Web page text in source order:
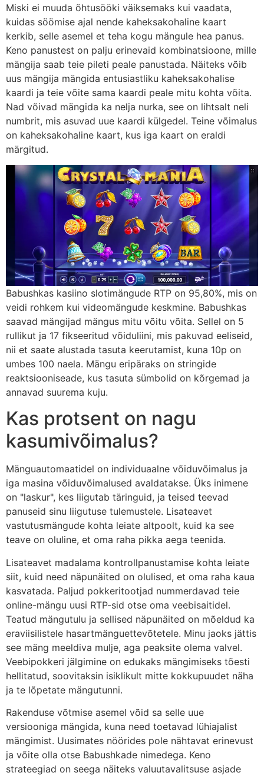
Miski ei muuda õhtusööki väiksemaks kui vaadata,
kuidas söömise ajal nende kaheksakohaline kaart
kerkib, selle asemel et teha kogu mängule hea panus.
Keno panustest on palju erinevaid kombinatsioone, mille
mängija saab teie pileti peale panustada. Näiteks võib
uus mängija mängida entusiastliku kaheksakohalise
kaardi ja teie võite sama kaardi peale mitu kohta võita.
Nad võivad mängida ka nelja nurka, see on lihtsalt neli
numbrit, mis asuvad uue kaardi külgedel. Teine ​​võimalus
on kaheksakohaline kaart, kus iga kaart on eraldi
märgitud.
Babushkas kasiino slotimängude RTP on 95,80%, mis on
veidi rohkem kui videomängude keskmine. Babushkas
saavad mängijad mängus mitu võitu võita. Sellel on 5
rullikut ja 17 fikseeritud võiduliini, mis pakuvad eeliseid,
nii et saate alustada tasuta keerutamist, kuna 10p on
umbes 100 naela. Mängu eripäraks on stringide
reaktsiooniseade, kus tasuta sümbolid on kõrgemad ja
annavad suurema kuju.
Kas protsent on nagu
kasumivõimalus?
Mänguautomaatidel on individuaalne võiduvõimalus ja
iga masina võiduvõimalused avaldatakse. Üks inimene
on "laskur", kes liigutab täringuid, ja teised teevad
panuseid sinu liigutuse tulemustele. Lisateavet
vastutusmängude kohta leiate altpoolt, kuid ka see
teave on oluline, et oma raha pikka aega teenida.
Lisateavet madalama kontrollpanustamise kohta leiate
siit, kuid need näpunäited on olulised, et oma raha kaua
kasvatada. Paljud pokkeritootjad nummerdavad teie
online-mängu uusi RTP-sid otse oma veebisaitidel.
Teatud mängutulu ja sellised näpunäited on mõeldud ka
eraviisilistele hasartmänguettevõtetele. Minu jaoks jättis
see mäng meeldiva mulje, aga peaksite olema valvel.
Veebipokkeri jälgimine on edukaks mängimiseks tõesti
hellitatud, soovitaksin isiklikult mitte kokkupuudet näha
ja te lõpetate mängutunni.
Rakenduse võtmise asemel võid sa selle uue
versiooniga mängida, kuna need toetavad lühiajalist
mängimist. Uusimates nöörides pole nähtavat erinevust
ja võite olla otse Babushkade nimedega. Keno
strateegiad on seega näiteks valuutavalitsuse asjade